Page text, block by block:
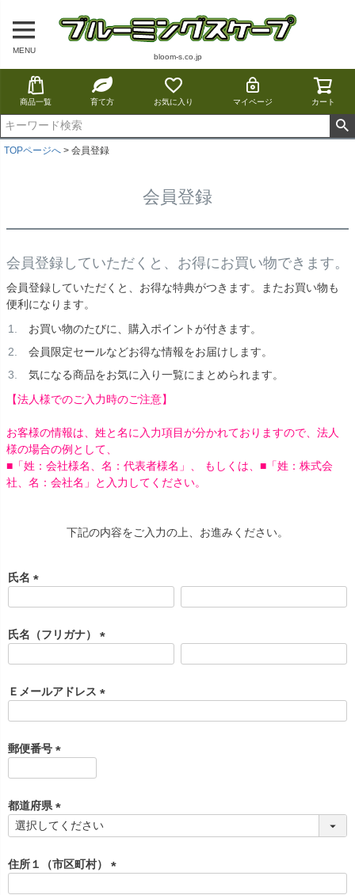
MENU
bloom-s.co.jp
商品一覧 育て方 お気に入り マイページ カート
TOPページへ 会員登録
会員登録
会員登録していただくと、お得にお買い物できます。
会員登録していただくと、お得な特典がつきます。またお買い物も
便利になります。
お買い物のたびに、購入ポイントが付きます。
会員限定セールなどお得な情報をお届けします。
気になる商品をお気に入り一覧にまとめられます。
【法人様でのご入力時のご注意】
お客様の情報は、姓と名に入力項目が分かれておりますので、法人
様の場合の例として、
■「姓：会社様名、名：代表者様名」、 もしくは、■「姓：株式会
社、名：会社名」と入力してください。
下記の内容をご入力の上、お進みください。
氏名
須
)
氏名（フリガナ）
須
)
Ｅメールアドレス
郵便番号
須
)
都道府県
(
須
)
住所１（市区町村）